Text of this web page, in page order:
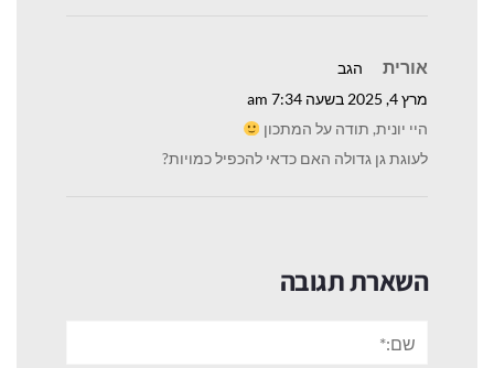
אורית
הגב
מרץ 4, 2025 בשעה 7:34 am
היי יונית, תודה על המתכון
לעוגת גן גדולה האם כדאי להכפיל כמויות?
השארת תגובה